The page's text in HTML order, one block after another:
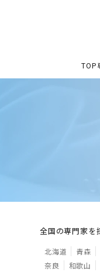
TOP
全国の専門家を
北海道 青森
奈良
和歌山